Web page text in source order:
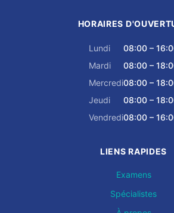
HORAIRES
Lundi
08:00 –
Mardi
08:00 –
Mercredi08:00 –
Jeudi
08:00 –
Vendredi08:00 –
LIENS RAPIDES
Examens
Spécialistes